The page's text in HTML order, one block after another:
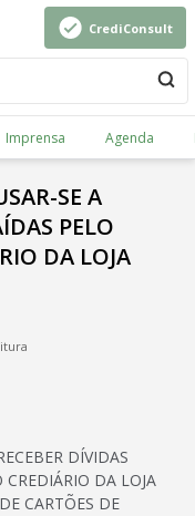
CrediConsult
Imprensa Agenda
SE A
PELO
DA LOJA
DÍVIDAS
DA LOJA
CARTÕES DE